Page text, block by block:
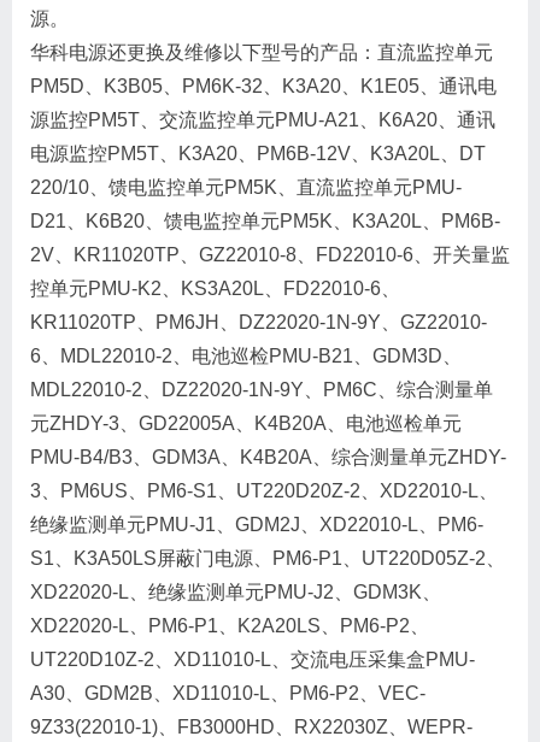
源。
华科电源还更换及维修以下型号的产品：直流监控单元
PM5D、K3B05、PM6K-32、K3A20、K1E05、通讯电
源监控PM5T、交流监控单元PMU-A21、K6A20、通讯
电源监控PM5T、K3A20、PM6B-12V、K3A20L、DT
220/10、馈电监控单元PM5K、直流监控单元PMU-
D21、K6B20、馈电监控单元PM5K、K3A20L、PM6B-
2V、KR11020TP、GZ22010-8、FD22010-6、开关量监
控单元PMU-K2、KS3A20L、FD22010-6、
KR11020TP、PM6JH、DZ22020-1N-9Y、GZ22010-
6、MDL22010-2、电池巡检PMU-B21、GDM3D、
MDL22010-2、DZ22020-1N-9Y、PM6C、综合测量单
元ZHDY-3、GD22005A、K4B20A、电池巡检单元
PMU-B4/B3、GDM3A、K4B20A、综合测量单元ZHDY-
3、PM6US、PM6-S1、UT220D20Z-2、XD22010-L、
绝缘监测单元PMU-J1、GDM2J、XD22010-L、PM6-
S1、K3A50LS屏蔽门电源、PM6-P1、UT220D05Z-2、
XD22020-L、绝缘监测单元PMU-J2、GDM3K、
XD22020-L、PM6-P1、K2A20LS、PM6-P2、
UT220D10Z-2、XD11010-L、交流电压采集盒PMU-
A30、GDM2B、XD11010-L、PM6-P2、VEC-
9Z33(22010-1)、FB3000HD、RX22030Z、WEPR-